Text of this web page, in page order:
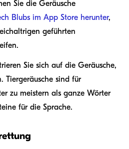
Sie die Geräusche
Blubs im App Store herunter,
geführten
Sie sich auf die Geräusche,
Tiergeräusche sind für
zu meistern als ganze Wörter
für die Sprache.